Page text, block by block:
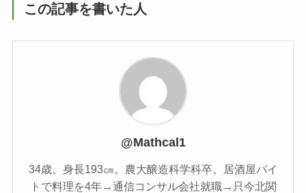
この記事を書いた人
@Mathcal1
34歳。身長193㎝。農大醸造科学科卒。居酒屋バイ
トで料理を4年→通信コンサル会社就職→只今北関